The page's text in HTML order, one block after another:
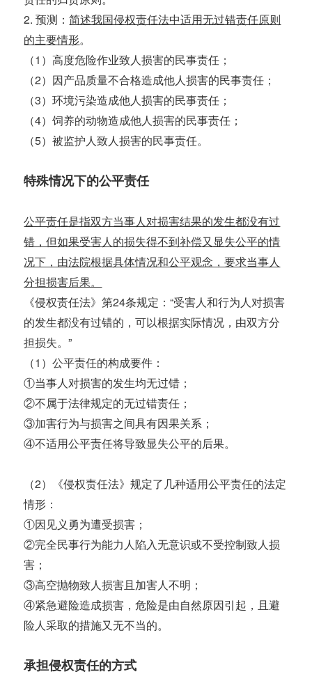
2. 预测：简述我国侵权责任法中适用无过错责任原则
的主要情形。
（1）高度危险作业致人损害的民事责任；
（2）因产品质量不合格造成他人损害的民事责任；
（3）环境污染造成他人损害的民事责任；
（4）饲养的动物造成他人损害的民事责任；
（5）被监护人致人损害的民事责任。
特殊情况下的公平责任
公平责任是指双方当事人对损害结果的发生都没有过
错，但如果受害人的损失得不到补偿又显失公平的情
况下，由法院根据具体情况和公平观念，要求当事人
分担损害后果。
《侵权责任法》第24条规定：“受害人和行为人对损害
的发生都没有过错的，可以根据实际情况，由双方分
担损失。”
（1）公平责任的构成要件：
①当事人对损害的发生均无过错；
②不属于法律规定的无过错责任；
③加害行为与损害之间具有因果关系；
④不适用公平责任将导致显失公平的后果。
（2）《侵权责任法》规定了几种适用公平责任的法定
情形：
①因见义勇为遭受损害；
②完全民事行为能力人陷入无意识或不受控制致人损
害；
③高空抛物致人损害且加害人不明；
④紧急避险造成损害，危险是由自然原因引起，且避
险人采取的措施又无不当的。
承担侵权责任的方式